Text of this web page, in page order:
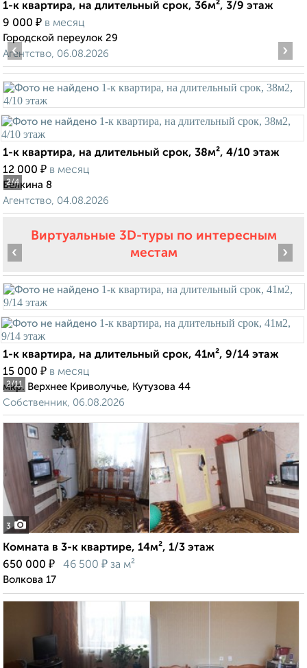
1-к квартира, на длительный срок, 36м², 3/9 этаж
9 000 ₽ в месяц
Городской переулок 29
Агентство, 06.08.2026
2/4
‹ ›
1-к квартира, на длительный срок, 38м², 4/10 этаж
12 000 ₽ в месяц
Белкина 8
Агентство, 04.08.2026
Виртуальные 3D-туры по интересным
местам
2/11
‹ ›
1-к квартира, на длительный срок, 41м², 9/14 этаж
15 000 ₽ в месяц
мкр. Верхнее Криволучье, Кутузова 44
Собственник, 06.08.2026
3
Комната в 3-к квартире, 14м², 1/3 этаж
650 000 ₽ 46 500 ₽ за м²
Волкова 17